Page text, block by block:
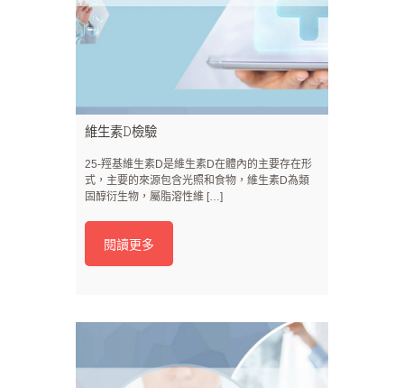
維生素D檢驗
25-羥基維生素D是維生素D在體內的主要存在形
式，主要的來源包含光照和食物，維生素D為類
固醇衍生物，屬脂溶性維 […]
閱讀更多